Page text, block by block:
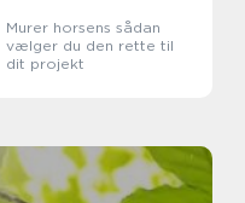
Murer horsens sådan
vælger du den rette til
dit projekt